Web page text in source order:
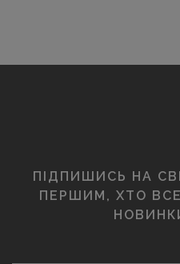
ПІДПИШИСЬ НА
ПЕРШИМ, ХТО